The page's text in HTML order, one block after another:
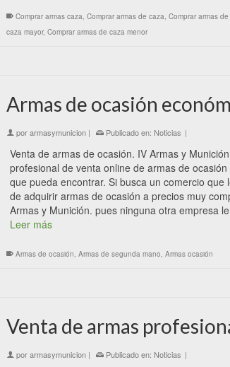
Comprar armas caza, Comprar armas de caza, Comprar armas
caza mayor, Comprar armas de caza menor
Armas de ocasión
porarmasymunicion| Publicado en: Noticias |
Venta de armas de ocasión. IV Armas y
profesional de venta online de armas de
que pueda encontrar. Si busca un comercio que
de adquirir armas de ocasión a precios muy
Armas y Munición. pues ninguna otra empresa
Leer más
Armas de ocasión, Armas de segunda mano, Armas ocasión
Venta de armas
porarmasymunicion| Publicado en: Noticias |